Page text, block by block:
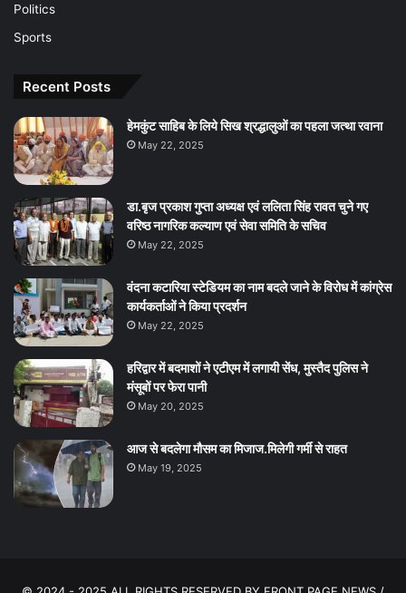
Politics
Sports
Recent Posts
हेमकुंट साहिब के लिये सिख श्रद्धालुओं का पहला जत्था रवाना
May 22, 2025
डा.बृज प्रकाश गुप्ता अध्यक्ष एवं ललिता सिंह रावत चुने गए
वरिष्ठ नागरिक कल्याण एवं सेवा समिति के सचिव
May 22, 2025
वंदना कटारिया स्टेडियम का नाम बदले जाने के विरोध में कांग्रेस
कार्यकर्ताओं ने किया प्रदर्शन
May 22, 2025
हरिद्वार में बदमाशों ने एटीएम में लगायी सेंध, मुस्तैद पुलिस ने
मंसूबों पर फेरा पानी
May 20, 2025
आज से बदलेगा मौसम का मिजाज.मिलेगी गर्मी से राहत
May 19, 2025